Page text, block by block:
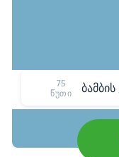
75
წუთი